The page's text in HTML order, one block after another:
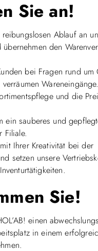
Sie an!
Ablauf an
übernehmen den
bei Fragen rund um
und die
ein sauberes und
Filiale.
Ihrer Kreativität bei der
setzen unsere
Sie!
einen
in einem